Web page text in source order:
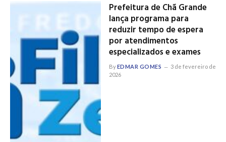
Prefeitura de Chã Grande
lança programa para
reduzir tempo de espera
por atendimentos
especializados e exames
ByEDMAR GOMES
3 de fevereiro de
2026